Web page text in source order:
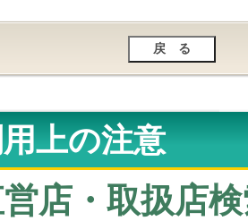
上の注意
営店・取扱店